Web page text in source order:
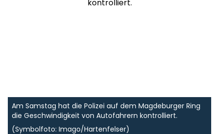
Am Samstag hat die Polizei auf dem Magdeburger Ring
die Geschwindigkeit von Autofahrern kontrolliert.
(Symbolfoto: Imago/Hartenfelser)